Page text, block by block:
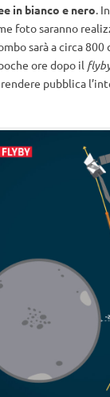
in bianco e nero.
foto saranno
sarà a circa
ore dopo il
pubblica